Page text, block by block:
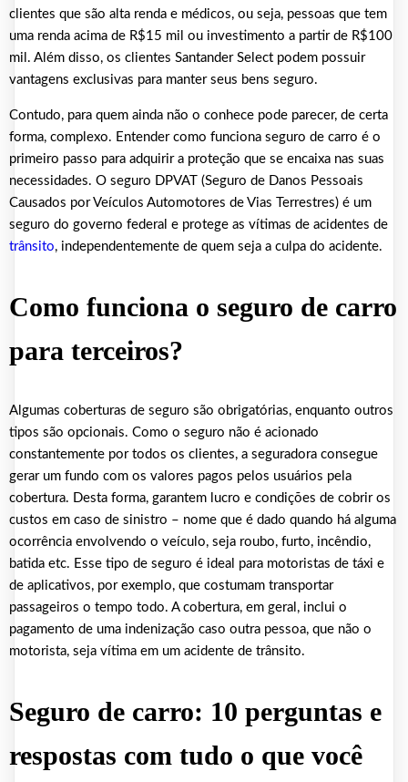
clientes que são alta renda e médicos, ou seja, pessoas que tem
uma renda acima de R$15 mil ou investimento a partir de R$100
mil. Além disso, os clientes Santander Select podem possuir
vantagens exclusivas para manter seus bens seguro.
Contudo, para quem ainda não o conhece pode parecer, de certa
forma, complexo. Entender como funciona seguro de carro é o
primeiro passo para adquirir a proteção que se encaixa nas suas
necessidades. O seguro DPVAT (Seguro de Danos Pessoais
Causados por Veículos Automotores de Vias Terrestres) é um
seguro do governo federal e protege as vítimas de acidentes de
trânsito, independentemente de quem seja a culpa do acidente.
Como funciona o seguro de carro
para terceiros?
Algumas coberturas de seguro são obrigatórias, enquanto outros
tipos são opcionais. Como o seguro não é acionado
constantemente por todos os clientes, a seguradora consegue
gerar um fundo com os valores pagos pelos usuários pela
cobertura. Desta forma, garantem lucro e condições de cobrir os
custos em caso de sinistro – nome que é dado quando há alguma
ocorrência envolvendo o veículo, seja roubo, furto, incêndio,
batida etc. Esse tipo de seguro é ideal para motoristas de táxi e
de aplicativos, por exemplo, que costumam transportar
passageiros o tempo todo. A cobertura, em geral, inclui o
pagamento de uma indenização caso outra pessoa, que não o
motorista, seja vítima em um acidente de trânsito.
Seguro de carro: 10 perguntas e
respostas com tudo o que você